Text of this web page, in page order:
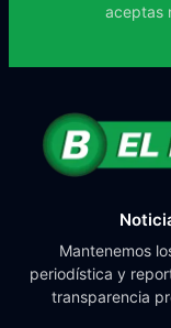
aceptas
Mantenemos
periodística y
transparencia